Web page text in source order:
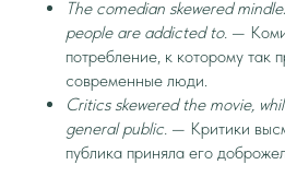
The comedian skewered
people are addicted to. —
потребление, к которому так
современные люди.
Critics skewered the movie,
general public. — Критики
публика приняла его